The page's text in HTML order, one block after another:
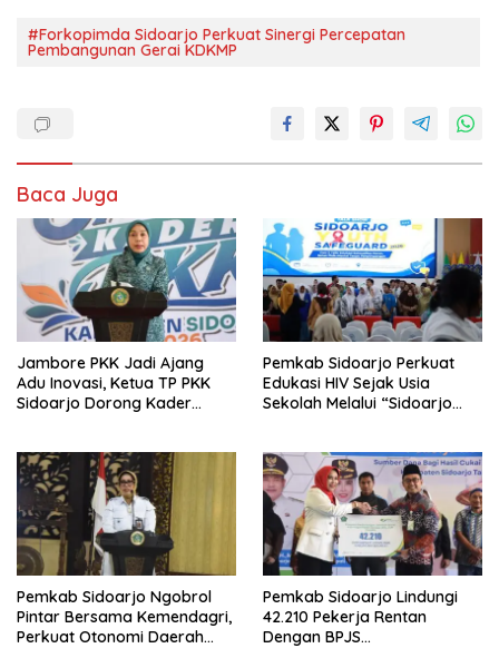
#Forkopimda Sidoarjo Perkuat Sinergi Percepatan
Pembangunan Gerai KDKMP
Baca Juga
Jambore PKK Jadi Ajang
Adu Inovasi, Ketua TP PKK
Sidoarjo Dorong Kader
Pemkab Sidoarjo Perkuat
Edukasi HIV Sejak Usia
Sekolah Melalui “Sidoarjo
Pemkab Sidoarjo Ngobrol
Pintar Bersama Kemendagri,
Perkuat Otonomi Daerah
Pemkab Sidoarjo Lindungi
42.210 Pekerja Rentan
Dengan BPJS